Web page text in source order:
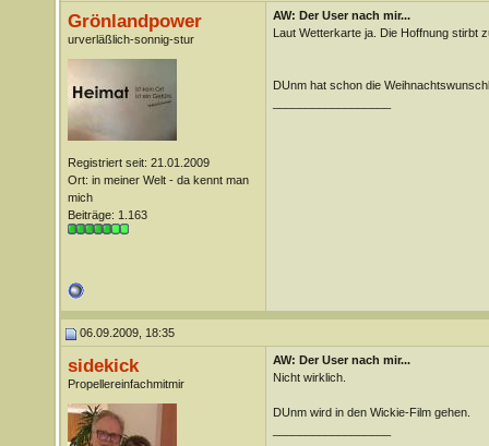
Grönlandpower
urverläßlich-sonnig-stur
Registriert seit: 21.01.2009
Ort: in meiner Welt - da kennt man
mich
Beiträge: 1.163
AW: Der User nach mir...
Laut Wetterkarte ja. Die Hoffnung stirbt
DUnm hat schon die
06.09.2009, 18:35
sidekick
Propellereinfachmitmir
AW: Der User nach mir...
Nicht wirklich.
DUnm wird in den Wickie-Film gehen.